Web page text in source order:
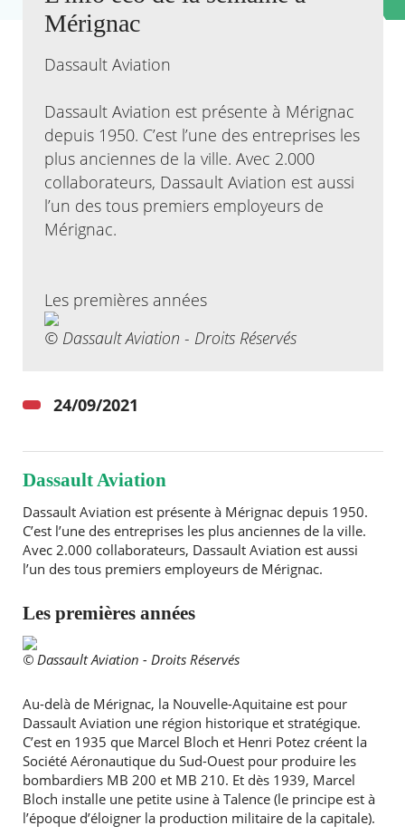
Actualités
Espace de services en ligne
Facebook
X Instagram
Youtube
Linkedin
Mérignac
Dassault Aviation
Dassault Aviation est présente à Mérignac
depuis 1950. C’est l’une des entreprises les
plus anciennes de la ville. Avec 2.000
collaborateurs, Dassault Aviation est aussi
l’un des tous premiers employeurs de
Mérignac.
Les premières années
© Dassault Aviation - Droits Réservés
24/09/2021
Dassault Aviation
Dassault Aviation est présente à Mérignac depuis 1950.
C’est l’une des entreprises les plus anciennes de la ville.
Avec 2.000 collaborateurs, Dassault Aviation est aussi
l’un des tous premiers employeurs de Mérignac.
Les premières années
© Dassault Aviation - Droits Réservés
Au-delà de Mérignac, la Nouvelle-Aquitaine est pour
Dassault Aviation une région historique et stratégique.
C’est en 1935 que Marcel Bloch et Henri Potez créent la
Société Aéronautique du Sud-Ouest pour produire les
bombardiers MB 200 et MB 210. Et dès 1939, Marcel
Bloch installe une petite usine à Talence (le principe est à
l’époque d’éloigner la production militaire de la capitale).